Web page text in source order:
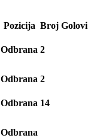
Pozicija Broj Golovi
Odbrana 2
Odbrana 2
Odbrana 14
Odbrana